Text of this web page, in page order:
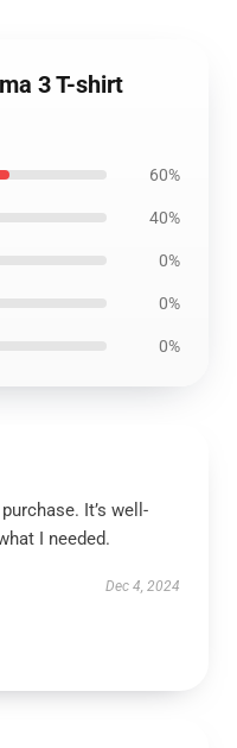
3 T-shirt
60%
40%
0%
0%
0%
It’s well-
I needed.
Dec 4, 2024